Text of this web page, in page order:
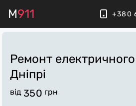
M911 +380
Ремонт
Дніпрі
від 350 грн